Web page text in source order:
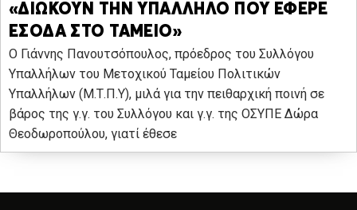
«ΔΙΩΚΟΥΝ ΤΗΝ ΥΠΑΛΛΗΛΟ ΠΟΥ ΕΦΕΡΕ
ΕΣΟΔΑ ΣΤΟ ΤΑΜΕΙΟ»
Ο Γιάννης Πανουτσόπουλος, πρόεδρος του Συλλόγου
Υπαλλήλων του Μετοχικού Ταμείου Πολιτικών
Υπαλλήλων (Μ.Τ.Π.Υ), μιλά για την πειθαρχική ποινή σε
βάρος της γ.γ. του Συλλόγου και γ.γ. της ΟΣΥΠΕ Δώρα
Θεοδωροπούλου, γιατί έθεσε